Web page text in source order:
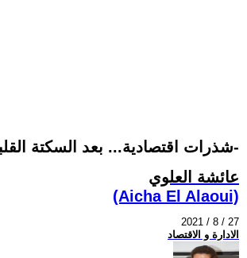
شذرات اقتصادية... بعد السكتة القلبية، الناتو يعلن عن -مشروع دفاعي جديد مبتكر-
عائشة العلوي
(Aicha El Alaoui)
2021 / 8 / 27
الادارة و الاقتصاد